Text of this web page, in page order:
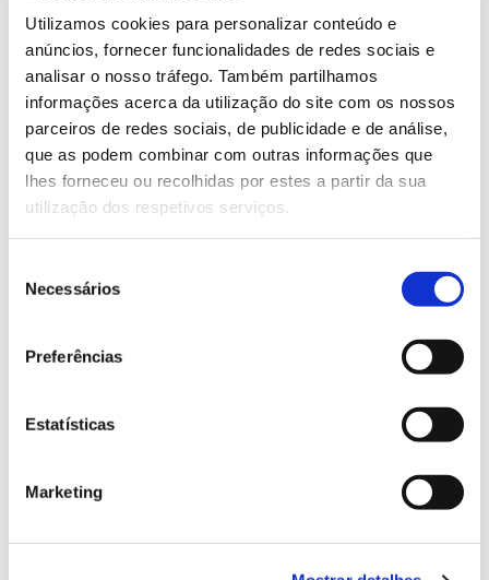
Utilizamos cookies para personalizar conteúdo e
anúncios, fornecer funcionalidades de redes sociais e
analisar o nosso tráfego. Também partilhamos
informações acerca da utilização do site com os nossos
parceiros de redes sociais, de publicidade e de análise,
que as podem combinar com outras informações que
lhes forneceu ou recolhidas por estes a partir da sua
utilização dos respetivos serviços.
Necessários
Preferências
Estatísticas
Marketing
dos telefones 232 774 040 / 925 840 014.
Saber mais
13.07.2026
Genoma do priolo e de outras espécies em risco:
conhecer para conservar
02.07.2026
Registar galhas de Trichi em acácia-das-espigas:
cidadãos chamados a ajudar